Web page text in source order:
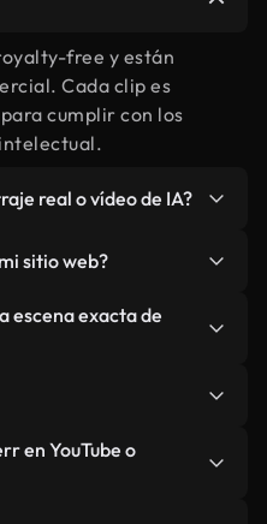
free y están
Cada clip es
cumplir con los
real o vídeo de IA?
y vídeos
claramente
sitio web?
optimizadas
para uso de
escena exacta de
como "Puerta abierta
en segundos
en nuestra
siempre se
en YouTube o